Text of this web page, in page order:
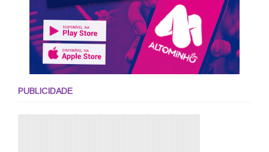
PUBLICIDADE